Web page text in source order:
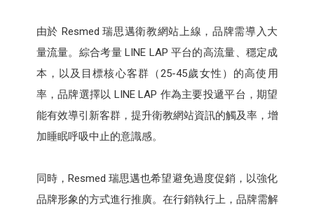
由於 Resmed 瑞思邁衛教網站上線，品牌需導入大
量流量。綜合考量 LINE LAP 平台的高流量、穩定成
本，以及目標核心客群（25-45歲女性）的高使用
率，品牌選擇以 LINE LAP 作為主要投遞平台，期望
能有效導引新客群，提升衛教網站資訊的觸及率，增
加睡眠呼吸中止的意識感。
同時，Resmed 瑞思邁也希望避免過度促銷，以強化
品牌形象的方式進行推廣。在行銷執行上，品牌需解